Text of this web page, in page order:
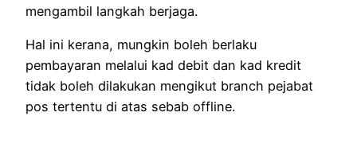
mengambil langkah berjaga.
Hal ini kerana, mungkin boleh berlaku
pembayaran melalui kad debit dan kad kredit
tidak boleh dilakukan mengikut branch pejabat
pos tertentu di atas sebab offline.